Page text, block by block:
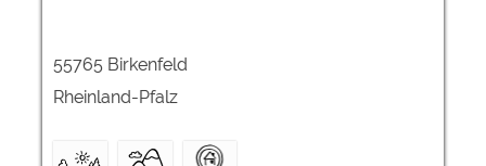
55765 Birkenfeld
Rheinland-Pfalz